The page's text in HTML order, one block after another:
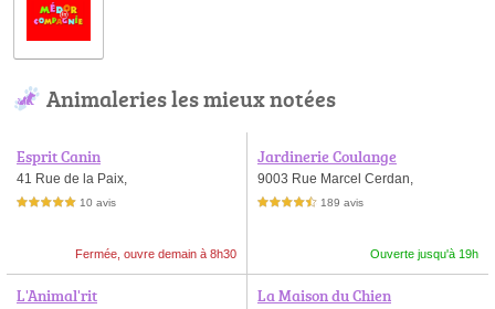
Animaleries les mieux notées
Esprit Canin
41 Rue de la Paix,
5,0 étoiles sur 5 10 avis
Fermée, ouvre demain à 8h30
Jardinerie Coulange
9003 Rue Marcel Cerdan,
4,5 étoiles sur 5 189 avis
Ouverte jusqu'à 19h
L'Animal'rit La Maison du Chien